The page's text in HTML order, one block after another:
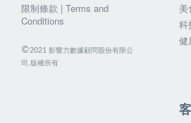
限制條款 | Terms and
Conditions
©2021 影響力數據顧問股份有限公
司.版權所有
美
科
健